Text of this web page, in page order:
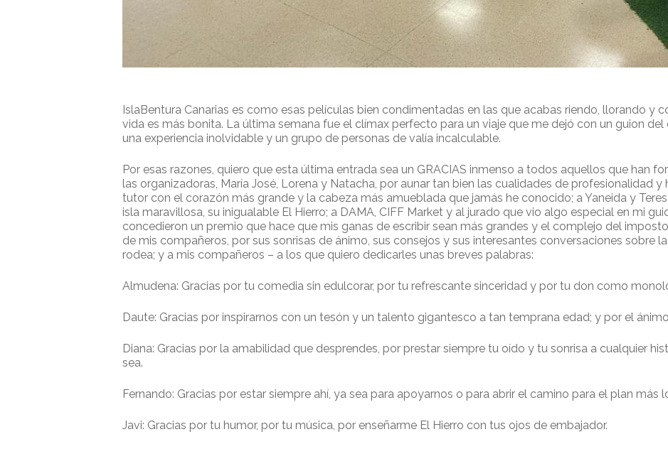
IslaBentura Canarias es como esas películas bien condimentadas en las que acabas riendo, llorando y
vida es más bonita. La última semana fue el clímax perfecto para un viaje que me dejó con un guion
una experiencia inolvidable y un grupo de personas de valía incalculable.
Por esas razones, quiero que esta última entrada sea un GRACIAS inmenso a todos aquellos que han
las organizadoras, María José, Lorena y Natacha, por aunar tan bien las cualidades de profesionalidad y
tutor con el corazón más grande y la cabeza más amueblada que jamás he conocido; a Yaneida y
isla maravillosa, su inigualable El Hierro; a DAMA, CIFF Market y al jurado que vio algo especial en mi
concedieron un premio que hace que mis ganas de escribir sean más grandes y el complejo del
de mis compañeros, por sus sonrisas de ánimo, sus consejos y sus interesantes conversaciones sobre
rodea; y a mis compañeros – a los que quiero dedicarles unas breves palabras:
Almudena: Gracias por tu comedia sin edulcorar, por tu refrescante sinceridad y por tu don como
Daute: Gracias por inspirarnos con un tesón y un talento gigantesco a tan temprana edad; y por el
Diana: Gracias por la amabilidad que desprendes, por prestar siempre tu oído y tu sonrisa a cualquier
sea.
Fernando: Gracias por estar siempre ahí, ya sea para apoyarnos o para abrir el camino para el plan más
Javi: Gracias por tu humor, por tu música, por enseñarme El Hierro con tus ojos de embajador.